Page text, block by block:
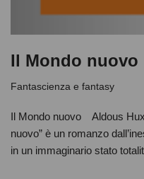
Il Mondo nuovo
Fantascienza e fantasy
Il Mondo nuovo Aldous
nuovo” è un romanzo
in un immaginario stato